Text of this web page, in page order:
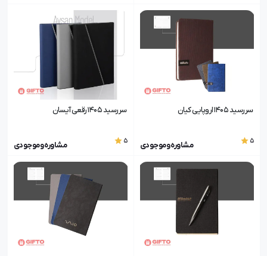
سررسید 1405 اروپایی کیان
5 مشاوره و موجودی
سررسید 1405 رقعی آیسان
5 مشاوره و موجودی